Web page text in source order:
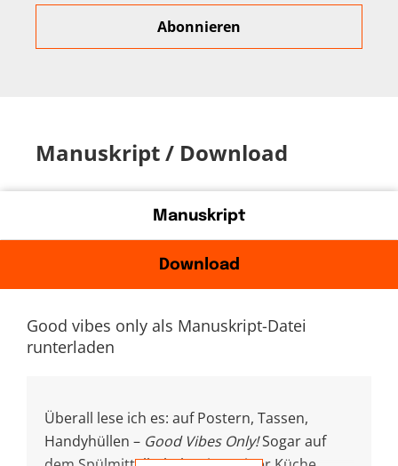
Manuskript / Download
Manuskript
Download
Good vibes only als Manuskript-Datei
runterladen
Überall lese ich es: auf Postern, Tassen,
Handyhüllen – Good Vibes Only!Sogar auf